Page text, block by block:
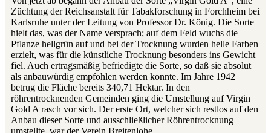
Züchtung der Reichsanstalt für Tabakforschung in Forchheim bei
Karlsruhe unter der Leitung von Professor Dr. König. Die Sorte
hielt das, was der Name versprach; auf dem Feld wuchs die
Pflanze hellgrün auf und bei der Trocknung wurden helle Farben
erzielt, was für die künstliche Trocknung besonders ins Gewicht
fiel. Auch ertragsmäßig befriedigte die Sorte, so daß sie absolut
als anbauwürdig empfohlen werden konnte. Im Jahre 1942
betrug die Fläche bereits 340,71 Hektar. In den
röhrentrocknenden Gemeinden ging die Umstellung auf Virgin
Gold A rasch vor sich. Der erste Ort, welcher sich restlos auf den
Anbau dieser Sorte und ausschließlicher Röhrentrocknung
umstellte, war der Verein Breitenlohe.